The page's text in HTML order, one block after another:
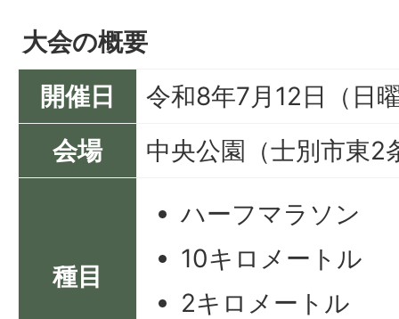
大会の概要
開催日
令和8年7月12日（日
会場
中央公園（士別市東2
種目
ハーフマラソン
10キロメートル
2キロメートル